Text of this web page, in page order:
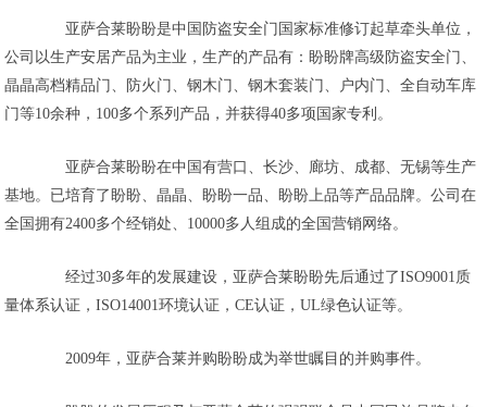
亚萨合莱盼盼是中国防盗安全门国家标准修订起草牵头单位，
公司以生产安居产品为主业，生产的产品有：盼盼牌高级防盗安全门、
晶晶高档精品门、防火门、钢木门、钢木套装门、户内门、全自动车库
门等10余种，100多个系列产品，并获得40多项国家专利。
亚萨合莱盼盼在中国有营口、长沙、廊坊、成都、无锡等生产
基地。已培育了盼盼、晶晶、盼盼一品、盼盼上品等产品品牌。公司在
全国拥有2400多个经销处、10000多人组成的全国营销网络。
经过30多年的发展建设，亚萨合莱盼盼先后通过了ISO9001质
量体系认证，ISO14001环境认证，CE认证，UL绿色认证等。
2009年，亚萨合莱并购盼盼成为举世瞩目的并购事件。